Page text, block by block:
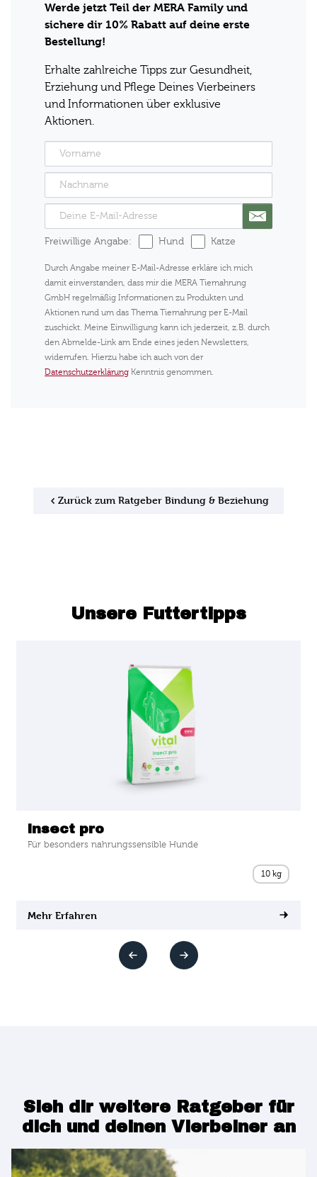
Werde jetzt Teil der MERA Family und
sichere dir 10% Rabatt auf deine erste
Bestellung!
Erhalte zahlreiche Tipps zur Gesundheit,
Erziehung und Pflege Deines Vierbeiners
und Informationen über exklusive
Aktionen.
Freiwillige Angabe: Hund Katze
Durch Angabe meiner E-Mail-Adresse erkläre ich mich
damit einverstanden, dass mir die MERA Tiernahrung
GmbH regelmäßig Informationen zu Produkten und
Aktionen rund um das Thema Tiernahrung per E-Mail
zuschickt. Meine Einwilligung kann ich jederzeit, z.B. durch
den Abmelde-Link am Ende eines jeden Newsletters,
widerrufen. Hierzu habe ich auch von der
Datenschutzerklärung Kenntnis genommen.
Zurück zum Ratgeber Bindung & Beziehung
Unsere Futtertipps
insect pro
Für besonders nahrungssensible Hunde
10 kg
Mehr Erfahren
Sieh dir weitere Ratgeber für
dich und deinen Vierbeiner an